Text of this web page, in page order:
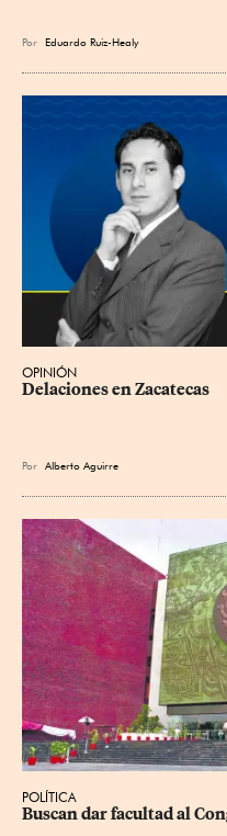
Por Eduardo Ruiz-Healy
OPINIÓN
Delaciones en Zacatecas
Por Alberto Aguirre
POLÍTICA
Buscan dar facultad al